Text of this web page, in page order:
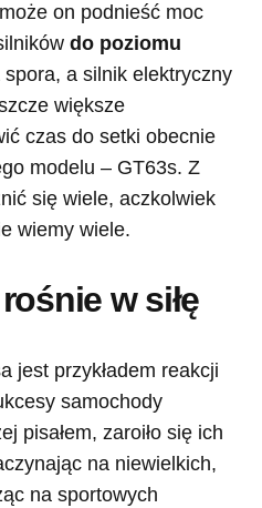
on podnieść moc
do poziomu
spora, a silnik elektryczny
większe
czas do setki obecnie
modelu – GT63s. Z
się wiele, aczkolwiek
wiemy wiele.
w siłę
jest przykładem reakcji
samochody
pisałem, zaroiło się ich
na niewielkich,
na sportowych